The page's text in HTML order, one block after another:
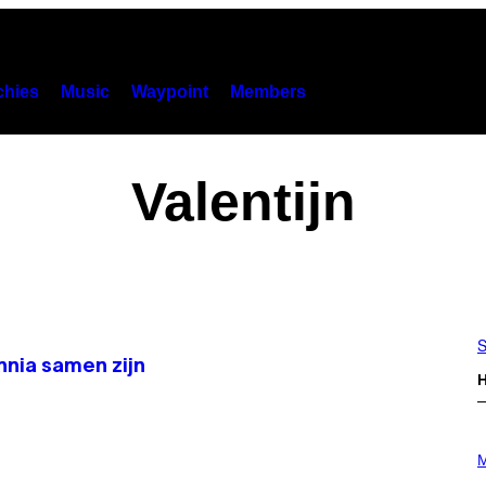
Music Waypoint Members
Valentijn
samen zijn
H